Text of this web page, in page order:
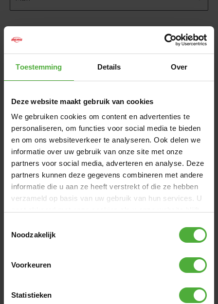
Toestemming Details Over
Deze website maakt gebruik van cookies
We gebruiken cookies om content en advertenties te
personaliseren, om functies voor social media te bieden
en om ons websiteverkeer te analyseren. Ook delen we
informatie over uw gebruik van onze site met onze
partners voor social media, adverteren en analyse. Deze
partners kunnen deze gegevens combineren met andere
informatie die u aan ze heeft verstrekt of die ze hebben
verzameld op basis van uw gebruik van hun services. U
Noodzakelijk
Voorkeuren
Statistieken
BERG SOFTSHELL JAS
Deze jas is voorzien van een fleece voering en een
opstaande kraag met de optie om de capuchon eraf te
halen. De jas is winddicht en heeft een waterafstotende
finish. De jas heeft twee zakken met ritssluiting. De
pasvorm is perfect, waardoor je nog fijn kunt bewegen.
Door het materiaal kan je deze jas het gehele jaar door
dragen. De softshell jas bestaat voor 96% uit polyester en
89
Binnen 1-2 werkdagen bezorgd
bezorging vanaf 50,-
Klanten beoordelen ons met een
9,2/10